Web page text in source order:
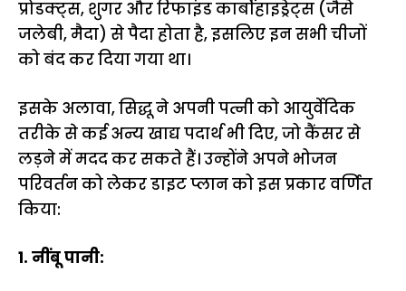
प्रोडक्ट्स, शुगर और रिफाइंड कार्बोहाइड्रेट्स (जैसे
जलेबी, मैदा) से पैदा होता है, इसलिए इन सभी चीजों
को बंद कर दिया गया था।
इसके अलावा, सिद्धू ने अपनी पत्नी को आयुर्वेदिक
तरीके से कई अन्य खाद्य पदार्थ भी दिए, जो कैंसर से
लड़ने में मदद कर सकते हैं। उन्होंने अपने भोजन
परिवर्तन को लेकर डाइट प्लान को इस प्रकार वर्णित
किया:
1. नींबू पानी: